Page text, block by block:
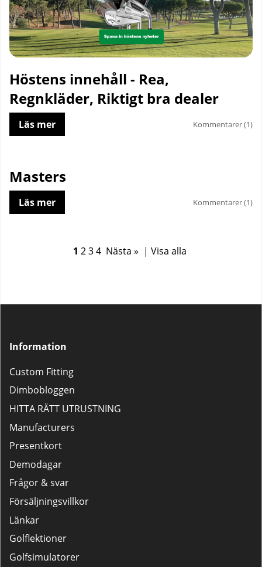
Höstens innehåll - Rea,
Regnkläder, Riktigt bra dealer
Läs mer Kommentarer (1)
Masters
Läs mer Kommentarer (1)
1 234 Nästa » | Visa alla
Information
Custom Fitting
Dimbobloggen
HITTA RÄTT UTRUSTNING
Manufacturers
Presentkort
Demodagar
Frågor & svar
Försäljningsvillkor
Länkar
Golflektioner
Golfsimulatorer